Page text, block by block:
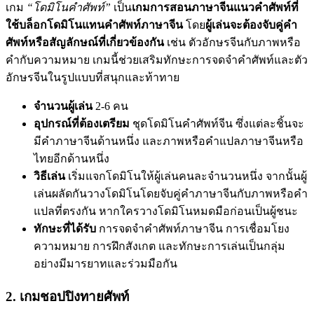
เกม “โดมิโนคำศัพท์” เป็นเกมการสอนภาษาจีนแนวคำศัพท์ที่
ใช้บล็อกโดมิโนแทนคำศัพท์ภาษาจีนโดยผู้เล่นจะต้องจับคู่คำ
ศัพท์หรือสัญลักษณ์ที่เกี่ยวข้องกันเช่น ตัวอักษรจีนกับภาพหรือ
คำกับความหมาย เกมนี้ช่วยเสริมทักษะการจดจำคำศัพท์และตัว
อักษรจีนในรูปแบบที่สนุกและท้าทาย
จำนวนผู้เล่น 2-6 คน
อุปกรณ์ที่ต้องเตรียม ชุดโดมิโนคำศัพท์จีน ซึ่งแต่ละชิ้นจะ
มีคำภาษาจีนด้านหนึ่ง และภาพหรือคำแปลภาษาจีนหรือ
ไทยอีกด้านหนึ่ง
วิธีเล่น เริ่มแจกโดมิโนให้ผู้เล่นคนละจำนวนหนึ่ง จากนั้นผู้
เล่นผลัดกันวางโดมิโนโดยจับคู่คำภาษาจีนกับภาพหรือคำ
แปลที่ตรงกัน หากใครวางโดมิโนหมดมือก่อนเป็นผู้ชนะ
ทักษะที่ได้รับ การจดจำคำศัพท์ภาษาจีน การเชื่อมโยง
ความหมาย การฝึกสังเกต และทักษะการเล่นเป็นกลุ่ม
อย่างมีมารยาทและร่วมมือกัน
2. เกมชอปปิงทายศัพท์